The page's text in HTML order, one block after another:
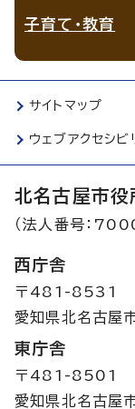
子育て・教育
サイトマップ
ウェブアクセシビ
北名古屋市役
（法人番号：
西庁舎
〒481-8531
愛知県北名古屋
東庁舎
〒481-8501
愛知県北名古屋